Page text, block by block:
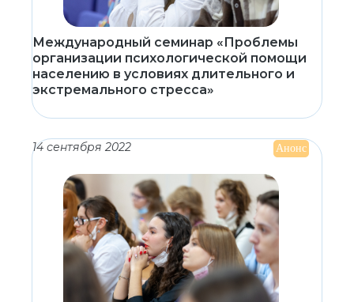
Международный семинар «Проблемы
организации психологической помощи
населению в условиях длительного и
экстремального стресса»
14 сентября 2022 Анонс